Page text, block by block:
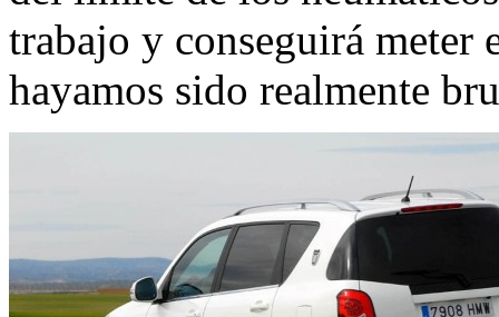
trabajo y conseguirá meter
hayamos sido realmente